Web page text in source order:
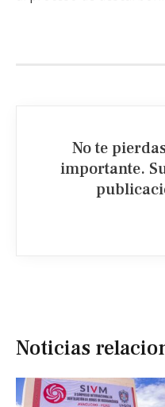
No te
importante.
Noticias